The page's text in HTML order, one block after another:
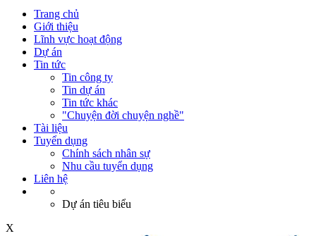
Trang chủ
Giới thiệu
Lĩnh vực hoạt động
Dự án
Tin tức
Tin công ty
Tin dự án
Tin tức khác
"Chuyện đời chuyện nghề"
Tài liệu
Tuyển dụng
Chính sách nhân sự
Nhu cầu tuyển dụng
Liên hệ
Dự án tiêu biểu
X